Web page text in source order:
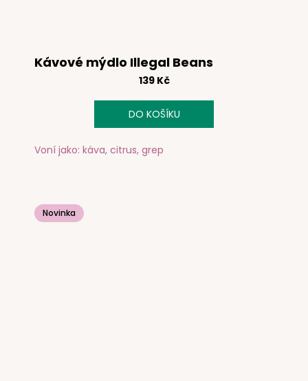
Kávové mýdlo Illegal Beans
139 Kč
DO KOŠÍKU
Voní jako: káva, citrus, grep
Novinka